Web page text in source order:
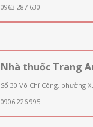
0963 287 630
Nhà thuốc Trang
Số 30 Võ Chí Công, phường
0906 226 995